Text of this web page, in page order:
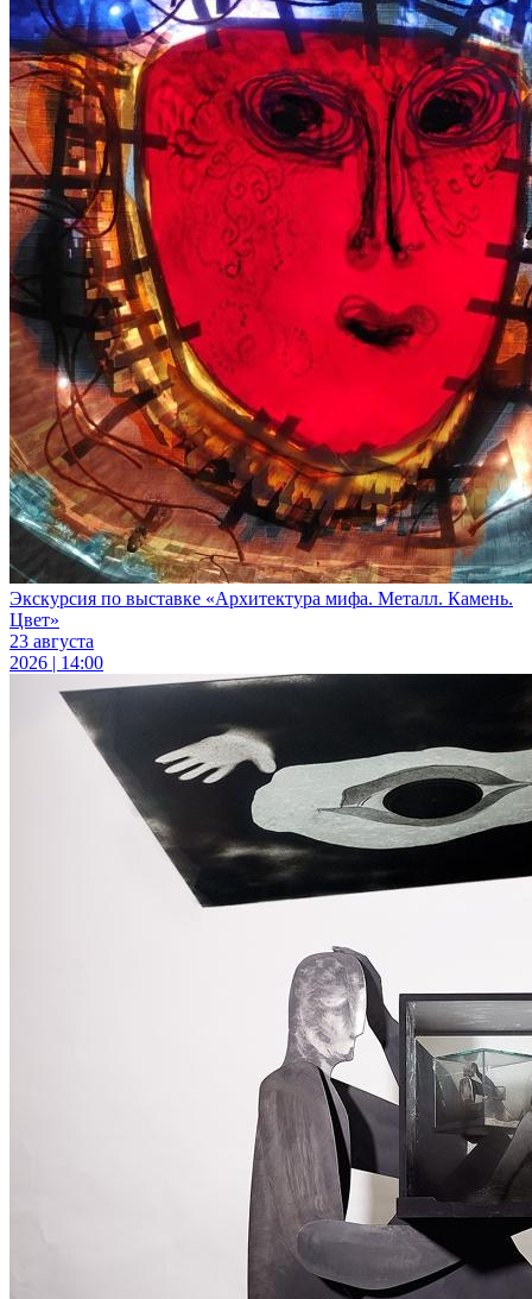
Экскурсия по выставке «Архитектура мифа. Металл. Камень.
Цвет»
23 августа
2026 | 14:00